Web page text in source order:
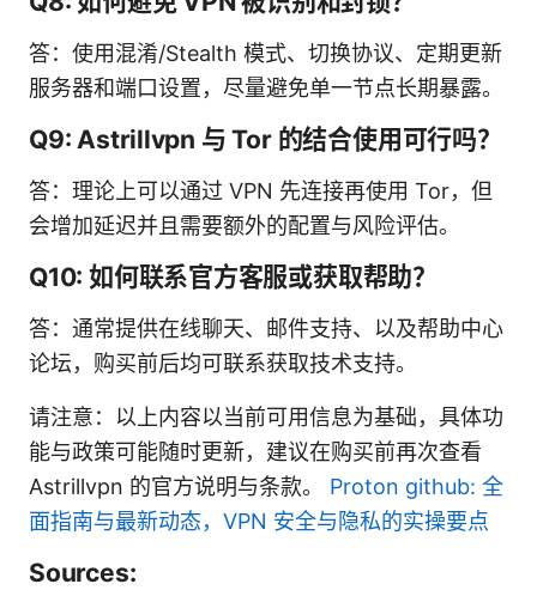
答：使用混淆/Stealth 模式、切换协议、定期更新
服务器和端口设置，尽量避免单一节点长期暴露。
Q9: Astrillvpn 与 Tor 的结合使用可行吗？
答：理论上可以通过 VPN 先连接再使用 Tor，但
会增加延迟并且需要额外的配置与风险评估。
Q10: 如何联系官方客服或获取帮助？
答：通常提供在线聊天、邮件支持、以及帮助中心
论坛，购买前后均可联系获取技术支持。
请注意：以上内容以当前可用信息为基础，具体功
能与政策可能随时更新，建议在购买前再次查看
Astrillvpn 的官方说明与条款。 Proton github: 全
面指南与最新动态，VPN 安全与隐私的实操要点
Sources: